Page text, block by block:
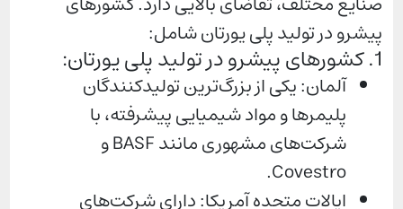
پیشرو در تولید پلی یورتان شامل:
1. کشورهای پیشرو در تولید پلی یورتان:
آلمان: یکی از بزرگ‌ترین تولیدکنندگان
پلیمرها و مواد شیمیایی پیشرفته، با
شرکت‌های مشهوری مانند BASF و
Covestro.
ایالات متحده آمریکا: دارای شرکت‌های